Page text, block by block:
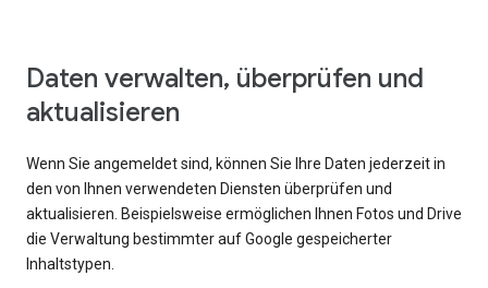
Daten verwalten, überprüfen und
aktualisieren
Wenn Sie angemeldet sind, können Sie Ihre Daten jederzeit in
den von Ihnen verwendeten Diensten überprüfen und
aktualisieren. Beispielsweise ermöglichen Ihnen Fotos und Drive
die Verwaltung bestimmter auf Google gespeicherter
Inhaltstypen.